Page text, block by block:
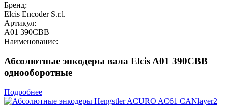
Бренд:
Elcis Encoder S.r.l.
Артикул:
A01 390CBB
Наименование:
Абсолютные энкодеры вала Elcis A01 390CBB
однооборотные
Подробнее